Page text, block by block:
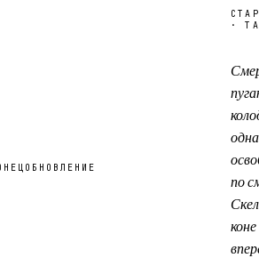
ОБНОВЛЕНИЕ
·
по